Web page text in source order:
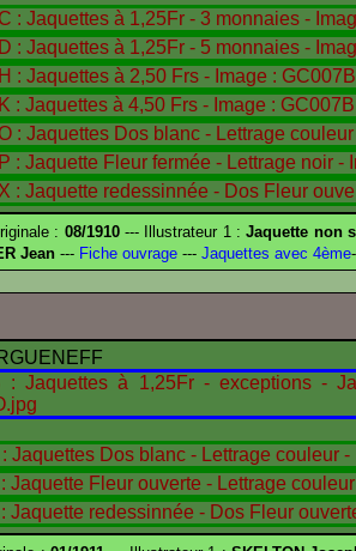
: 08/1910--- Illustrateur 1 :Jaquette non
Jean --- Fiche ouvrage --- Jaquettes avec 4ème